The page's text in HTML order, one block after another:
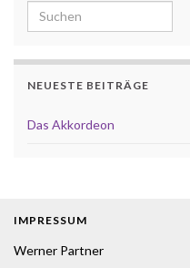
Search for:
NEUESTE BEITRÄGE
Das Akkordeon
IMPRESSUM
Werner Partner